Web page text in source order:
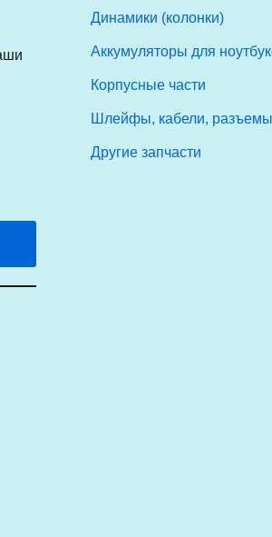
Динамики (колонки)
Аккумуляторы для
Корпусные части
Шлейфы, кабели, разъемы
Другие запчасти